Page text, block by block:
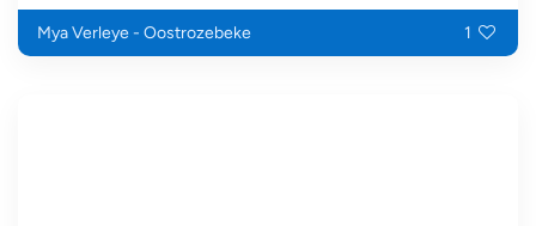
Mya Verleye - Oostrozebeke 1